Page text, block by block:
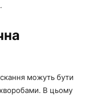
можуть бути
В цьому